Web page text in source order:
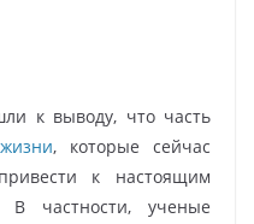
к выводу, что часть
, которые сейчас
к настоящим
В частности, ученые